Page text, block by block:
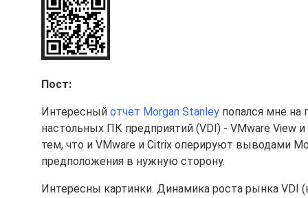
Пост:
Интересный отчет Morgan Stanley попался мне на
настольных ПК предприятий (VDI) - VMware View
тем, что и VMware и Citrix оперируют выводами
предположения в нужную сторону.
Интересны картинки. Динамика роста рынка VDI